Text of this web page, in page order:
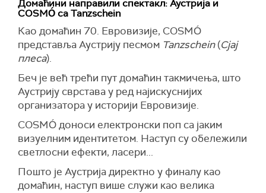
Домаћини направили спектакл: Аустрија и
COSMÓ са Tanzschein
Као домаћин 70. Евровизије, COSMÓ
представља Аустрију песмом Tanzschein(Сјај
плеса).
Беч је већ трећи пут домаћин такмичења, што
Аустрију сврстава у ред најискуснијих
организатора у историји Евровизије.
COSMÓ доноси електронски поп са јаким
визуелним идентитетом. Наступ су обележили
светлосни ефекти, ласери...
Пошто је Аустрија директно у финалу као
домаћин, наступ више служи као велика